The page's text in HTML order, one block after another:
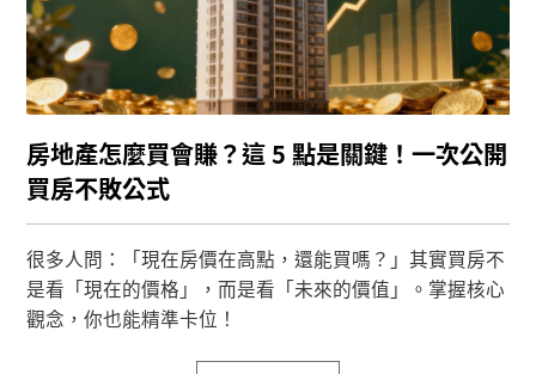
房地產怎麼買會賺？這 5 點是關鍵！一次公開
買房不敗公式
很多人問：「現在房價在高點，還能買嗎？」其實買房不
是看「現在的價格」，而是看「未來的價值」。掌握核心
觀念，你也能精準卡位！